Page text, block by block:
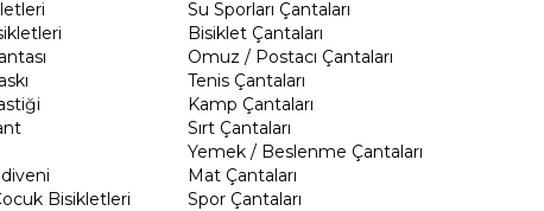
Bisikletleri
Su Sporları Çantaları
Bisiklet Çantaları
Omuz / Postacı Çantaları
Tenis Çantaları
Kamp Çantaları
Sırt Çantaları
Yemek / Beslenme Çantaları
Mat Çantaları
Spor Çantaları